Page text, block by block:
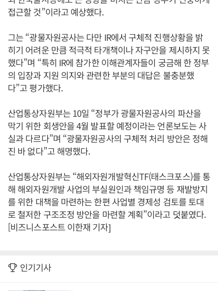
접근할 것”이라고 예상했다.
그는 “광물자원공사는 다만 IR에서 구체적 진행상황을 밝
히기 어려운 만큼 적극적 타개책이나 자구안을 제시하지 못
했다”며 “특히 IR에 참가한 이해관계자들이 궁금해 한 정부
의 입장과 지원 의지와 관련한 부분의 대답은 불충분했
다”고 평가했다.
산업통상자원부는 10일 “정부가 광물자원공사의 파산을
막기 위한 회생안을 4월 발표할 예정이라는 언론보도는 사
실과 다르다”며 “광물자원공사의 구체적 처리 방안은 정해
진 바 없다”고 해명했다.
산업통상자원부는 “해외자원개발혁신TF(태스크포스)를 통
해 해외자원개발 사업의 부실원인과 책임규명 등 재발방지
를 위한 대책을 마련하는 한편 사업별 경제성 검토를 토대
로 철저한 구조조정 방안을 마련할 계획”이라고 덧붙였다.
[비즈니스포스트 이한재 기자]
인기기사